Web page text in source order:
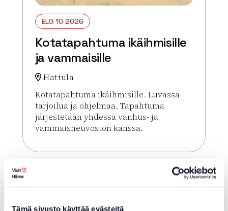
Tämä sivusto käyttää evästeitä
ELO 10 2026
Kotatapahtuma ikäihmisille
ja vammaisille
Hattula
Kotatapahtuma ikäihmisille. Luvassa
tarjoilua ja ohjelmaa. Tapahtuma
järjestetään yhdessä vanhus- ja
vammaisneuvoston kanssa.
Lue lisää tapahtumasta Kotatapahtuma